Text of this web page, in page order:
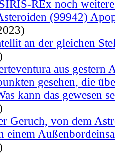
REx noch
(99942)
an der gleichen
aus gestern
gesehen, die
kann das gewesen
Geruch, von dem
einem